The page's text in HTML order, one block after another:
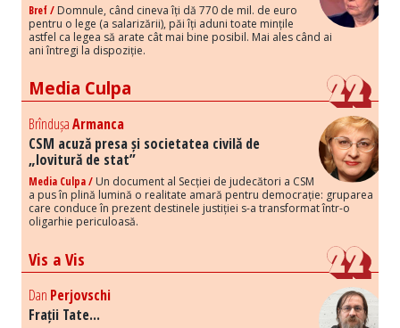
Bref / Domnule, când cineva îți dă 770 de mil. de euro
pentru o lege (a salarizării), păi îți aduni toate mințile
astfel ca legea să arate cât mai bine posibil. Mai ales când ai
ani întregi la dispoziție.
Media Culpa
BrîndușaArmanca
CSM acuză presa și societatea civilă de
„lovitură de stat”
Media Culpa / Un document al Secției de judecători a CSM
a pus în plină lumină o realitate amară pentru democrație: gruparea
care conduce în prezent destinele justiției s-a transformat într-o
oligarhie periculoasă.
Vis a Vis
Dan Perjovschi
Frații Tate...